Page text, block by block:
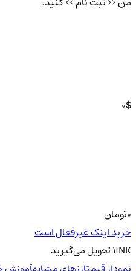
0$
تومان
خرید اینک غیرفعال است
1INKتحویلمی‌گیرید